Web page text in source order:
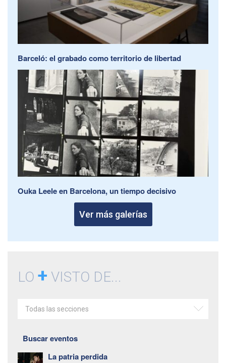
Barceló: el grabado como territorio de libertad
Ouka Leele en Barcelona, un tiempo decisivo
Ver más galerías
LO + VISTO DE...
Todas las secciones
Buscar eventos
La patria perdida